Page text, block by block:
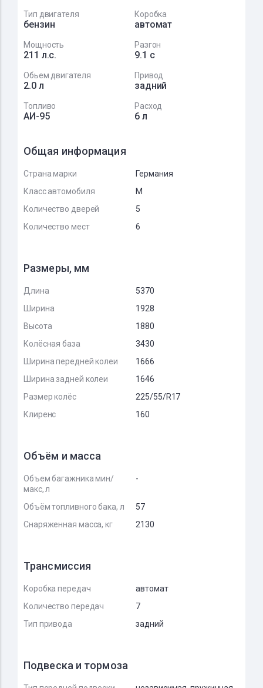
Тип двигателя
бензин
Коробка
автомат
Мощность
211 л.с.
Разгон
9.1 с
Обьем двигателя
2.0 л
Привод
задний
Топливо
АИ-95
Расход
6 л
Общая информация
Страна марки
Германия
Класс автомобиля
M
Количество дверей
5
Количество мест
6
Размеры, мм
Длина
5370
Ширина
1928
Высота
1880
Колёсная база
3430
Ширина передней колеи
1666
Ширина задней колеи
1646
Размер колёс
225/55/R17
Клиренс
160
Объём и масса
Объем багажника мин/
макс, л
-
Объём топливного бака, л
57
Снаряженная масса, кг
2130
Трансмиссия
Коробка передач
автомат
Количество передач
7
Тип привода
задний
Подвеска и тормоза